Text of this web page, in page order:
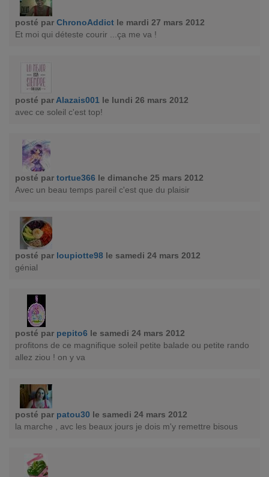
posté par ChronoAddict le mardi 27 mars 2012
Et moi qui déteste courir ...ça me va !
posté par Alazais001 le lundi 26 mars 2012
avec ce soleil c'est top!
posté par tortue366 le dimanche 25 mars 2012
Avec un beau temps pareil c'est que du plaisir
posté par loupiotte98 le samedi 24 mars 2012
génial
posté par pepito6 le samedi 24 mars 2012
profitons de ce magnifique soleil petite balade ou petite rando
allez ziou ! on y va
posté par patou30 le samedi 24 mars 2012
la marche , avc les beaux jours je dois m'y remettre bisous